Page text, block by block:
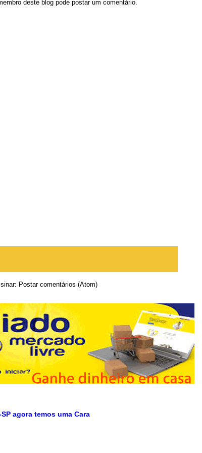
deste blog pode postar um comentário.
Postar comentários (Atom)
agora temos uma Cara